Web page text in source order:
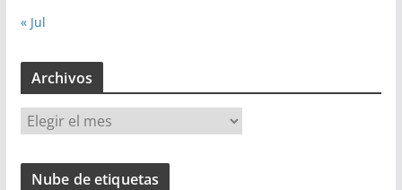
« Jul
Archivos
r
c
Nube de etiquetas